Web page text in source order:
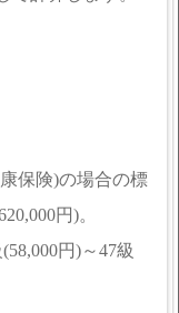
保険)の場合の標
円)。
円)～47級